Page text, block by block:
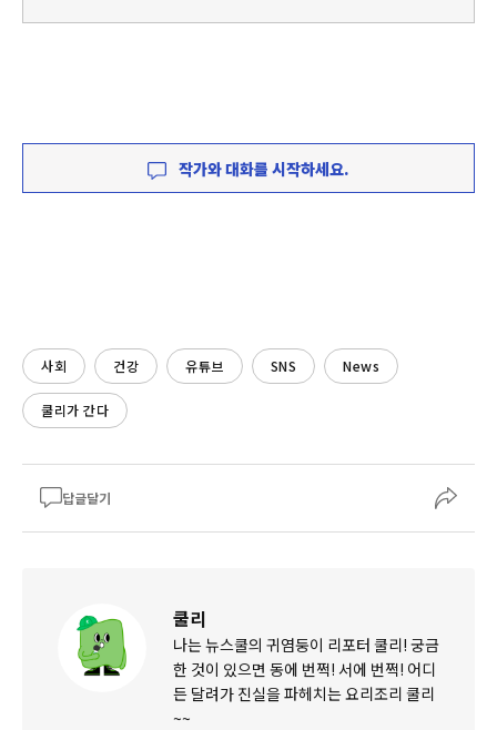
작가와 대화를 시작하세요.
사회 건강 유튜브 SNS News
쿨리가 간다
답글달기
쿨리
나는 뉴스쿨의 귀염둥이 리포터 쿨리! 궁금
한 것이 있으면 동에 번쩍! 서에 번쩍! 어디
든 달려가 진실을 파헤치는 요리조리 쿨리
~~